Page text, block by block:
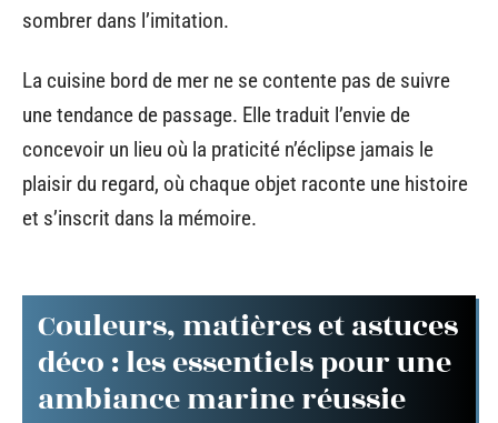
sombrer dans l’imitation.
La cuisine bord de mer ne se contente pas de suivre
une tendance de passage. Elle traduit l’envie de
concevoir un lieu où la praticité n’éclipse jamais le
plaisir du regard, où chaque objet raconte une histoire
et s’inscrit dans la mémoire.
Couleurs, matières et astuces
déco : les essentiels pour une
ambiance marine réussie